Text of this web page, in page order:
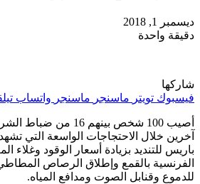
ديسمبر 1, 2018
دقيقة واحدة
شاركها
فيسبوك تويتر ماسنجر ماسنجر واتساب
آخرين خلال الاحتجاجات الواسعة التي
باريس للتنديد بزيادة أسعار الوقود وغلاء
الفرنسية بالقمع وإطلاق الرصاص
للدموع وقنابل الصوت ومدافع المياه.